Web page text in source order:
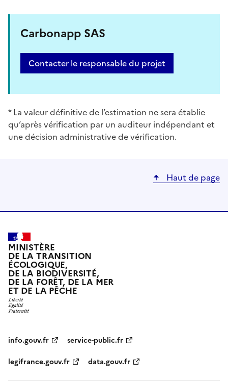
Carbonapp SAS
Contacter le responsable du projet
* La valeur définitive de l’estimation ne sera établie
qu’après vérification par un auditeur indépendant et
une décision administrative de vérification.
Haut de page
MINISTÈRE
DE LA TRANSITION
ÉCOLOGIQUE,
DE LA BIODIVERSITÉ,
DE LA FORÊT, DE LA MER
ET DE LA PÊCHE
info.gouv.fr
service-public.fr
legifrance.gouv.fr
data.gouv.fr